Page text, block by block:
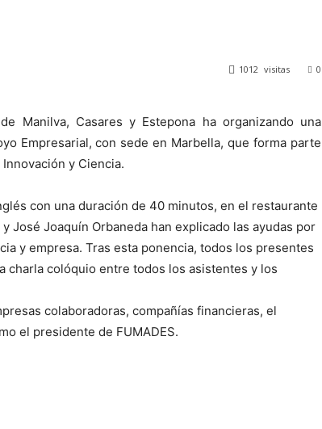
0
1012 visitas
Manilva, Casares y Estepona ha organizando una
Empresarial, con sede en Marbella, que forma parte
y Ciencia.
con una duración de 40 minutos, en el restaurante
José Joaquín Orbaneda han explicado las ayudas por
y empresa. Tras esta ponencia, todos los presentes
charla colóquio entre todos los asistentes y los
colaboradoras, compañías financieras, el
el presidente de FUMADES.